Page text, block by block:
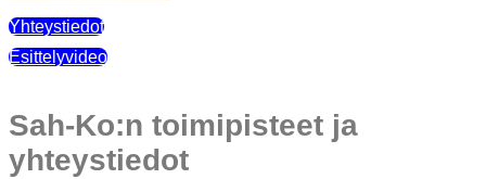
Yhteystiedot
Esittelyvideo
Sah-Ko:n toimipisteet ja
yhteystiedot